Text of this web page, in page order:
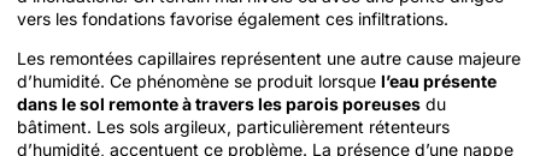
vers les fondations favorise également ces infiltrations.
Les remontées capillaires représentent une autre cause majeure
d’humidité. Ce phénomène se produit lorsque l’eau présente
dans le sol remonte à travers les parois poreuses du
bâtiment. Les sols argileux, particulièrement rétenteurs
d’humidité, accentuent ce problème. La présence d’une nappe